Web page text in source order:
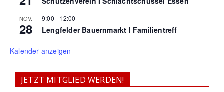
NOV.
28
9:00 - 12:00
Lengfelder Bauernmarkt I Familientreff
Kalender anzeigen
JETZT MITGLIED WERDEN!